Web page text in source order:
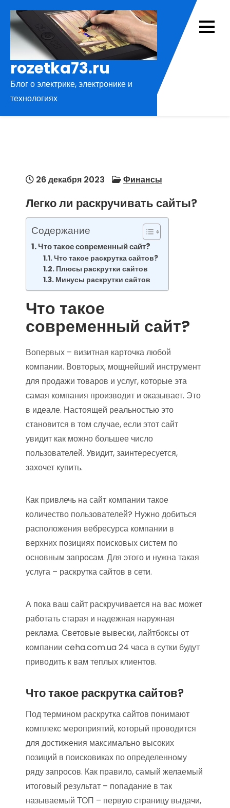
содержимому
rozetka73.ru
Блог о электрике, электронике и
технологиях
26 декабря 2023 Финансы
Легко ли раскручивать сайты?
Содержание
Что такое современный сайт?
Что такое раскрутка сайтов?
Плюсы раскрутки сайтов
Минусы раскрутки сайтов
Что такое
современный сайт?
Вопервых – визитная карточка любой
компании. Вовторых, мощнейший инструмент
для продажи товаров и услуг, которые эта
самая компания производит и оказывает. Это
в идеале. Настоящей реальностью это
становится в том случае, если этот сайт
увидит как можно большее число
пользователей. Увидит, заинтересуется,
захочет купить.
Как привлечь на сайт компании такое
количество пользователей? Нужно добиться
расположения вебресурса компании в
верхних позициях поисковых систем по
основным запросам. Для этого и нужна такая
услуга – раскрутка сайтов в сети.
А пока ваш сайт раскручивается на вас может
работать старая и надежная наружная
реклама. Световые вывески, лайтбоксы от
компании ceha.com.ua 24 часа в сутки будут
приводить к вам теплых клиентов.
Что такое раскрутка сайтов?
Под термином раскрутка сайтов понимают
комплекс мероприятий, который проводится
для достижения максимально высоких
позиций в поисковиках по определенному
ряду запросов. Как правило, самый желаемый
итоговый результат – попадание в так
называемый ТОП – первую страницу выдачи,